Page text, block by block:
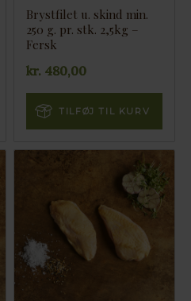
Brystfilet u. skind min.
250 g. pr. stk. 2,5kg –
Fersk
kr. 480,00
TILFØJ TIL KURV